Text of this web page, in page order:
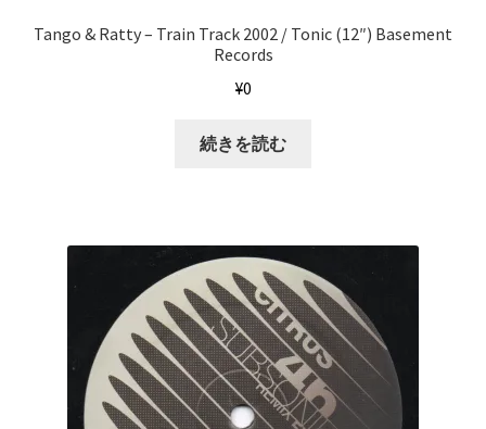
Tango & Ratty ‎– Train Track 2002 / Tonic (12″) Basement
Records
¥0
続きを読む